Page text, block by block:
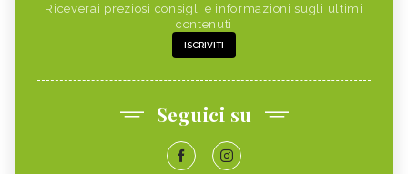
Riceverai preziosi consigli e informazioni sugli ultimi
contenuti
ISCRIVITI
Seguici su